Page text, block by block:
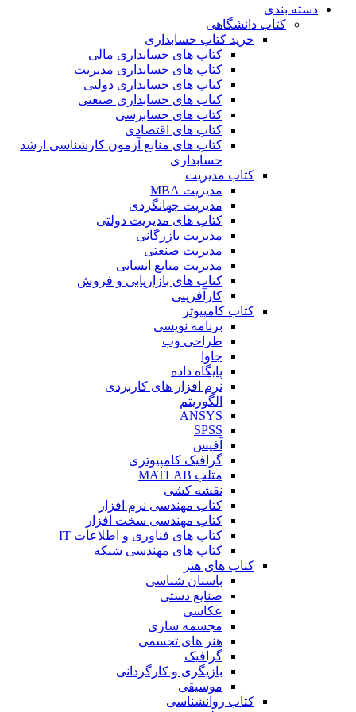
دسته بندی
کتاب دانشگاهی
خرید کتاب حسابداری
کتاب های حسابداری مالی
کتاب های حسابداری مدیریت
کتاب های حسابداری دولتی
کتاب های حسابداری صنعتی
کتاب های حسابرسی
کتاب های اقتصادی
کتاب های منابع آزمون کارشناسی ارشد
حسابداری
کتاب مدیریت
مدیریت MBA
مدیریت جهانگردی
کتاب های مدیریت دولتی
مدیریت بازرگانی
مدیریت صنعتی
مدیریت منابع انسانی
کتاب های بازاریابی و فروش
کارآفرینی
کتاب کامپیوتر
برنامه نویسی
طراحی وب
جاوا
پایگاه داده
نرم افزار های کاربردی
الگوریتم
ANSYS
SPSS
آفیس
گرافیک کامپیوتری
متلب MATLAB
نقشه کشی
کتاب مهندسی نرم افزار
کتاب مهندسی سخت افزار
کتاب های فناوری و اطلاعات IT
کتاب های مهندسی شبکه
کتاب های هنر
باستان شناسی
صنایع دستی
عکاسی
مجسمه سازی
هنر های تجسمی
گرافیک
بازیگری و کارگردانی
موسیقی
کتاب روانشناسی